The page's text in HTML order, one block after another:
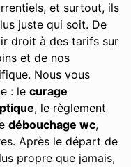
et surtout, ils
juste qui soit. De
droit à des tarifs sur
et de nos
Nous vous
: le curage
, le règlement
débouchage wc,
Après le départ de
propre que jamais,